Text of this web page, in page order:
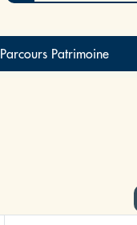
Parcours Patrimoine